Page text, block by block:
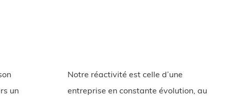
un
Notre réactivité est celle d’une
entreprise en constante évolution, au